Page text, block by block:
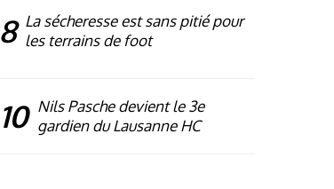
8 La sécheresse est sans pitié pour
les terrains de foot
10 Nils Pasche devient le 3e
gardien du Lausanne HC